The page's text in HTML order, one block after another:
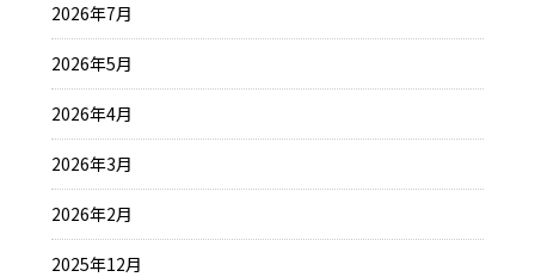
2026年7月
2026年5月
2026年4月
2026年3月
2026年2月
2025年12月